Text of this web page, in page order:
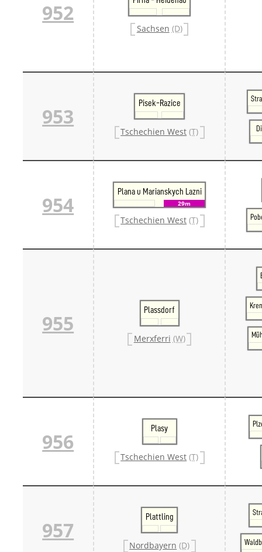
Weitere
Polen
952
Sachsen (D)
953
Pisek-Razice
Tschechien West (T)
954
Plana u Marianskych Lazni
29m
Tschechien West (T)
955
Plassdorf
Merxferri (W)
956
Plasy
Tschechien West (T)
957
Plattling
Nordbayern (D)